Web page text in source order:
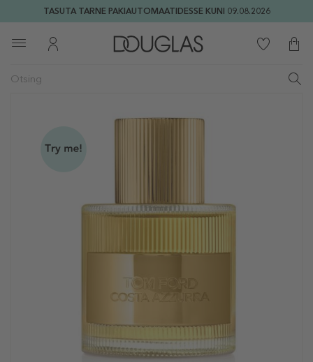
TASUTA TARNE PAKIAUTOMAATIDESSE KUNI 09.08.2026